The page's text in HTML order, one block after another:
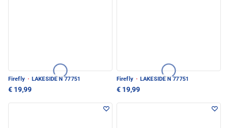
Firefly · LAKESIDE N 77751
€ 19,99
Firefly · LAKESIDE N 77751
€ 19,99